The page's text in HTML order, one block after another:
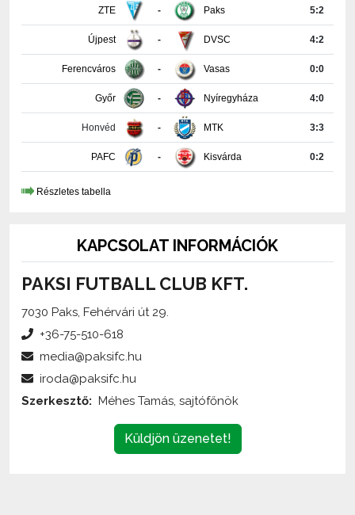
Újpest DVSC 4:2
Ferencváros Vasas 0:0
Győr Nyíregyháza 4:0
Honvéd MTK 3:3
PAFC Kisvárda 0:2
Részletes tabella
PAKSI FUTBALL CLUB KFT.
7030 Paks, Fehérvári út 29.
Küldjön üzenetet!